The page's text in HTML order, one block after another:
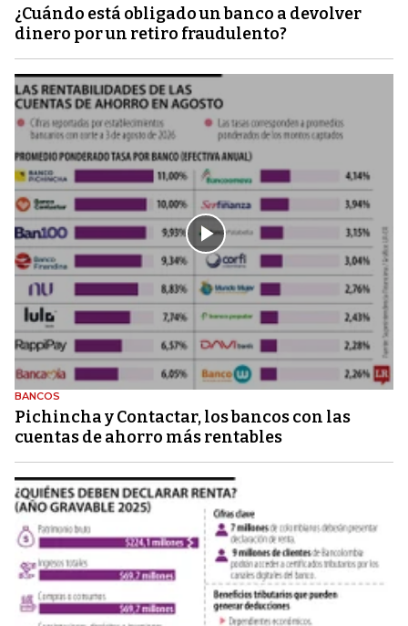
¿Cuándo está obligado un banco a devolver
dinero por un retiro fraudulento?
BANCOS
Pichincha y Contactar, los bancos con las
cuentas de ahorro más rentables